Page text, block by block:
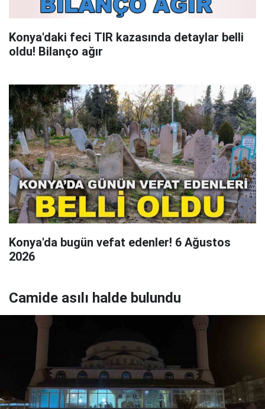
Konya'daki feci TIR kazasında detaylar belli
oldu! Bilanço ağır
Konya'da bugün vefat edenler! 6 Ağustos
2026
Camide asılı halde bulundu